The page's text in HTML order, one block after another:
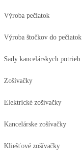
Výroba pečiatok
Výroba štočkov do pečiatok
Sady kancelárskych potrieb
Zošívačky
Elektrické zošívačky
Kancelárske zošívačky
Kliešťové zošívačky